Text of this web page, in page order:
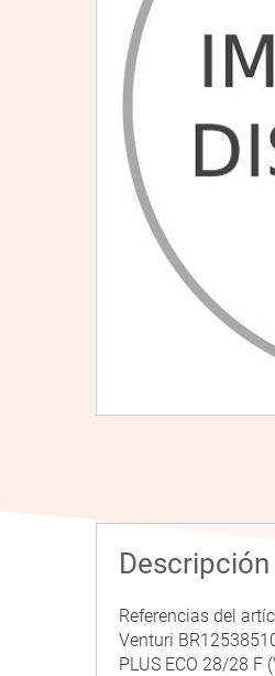
Descripción
Referencias del
Venturi
PLUS ECO 28/28 F